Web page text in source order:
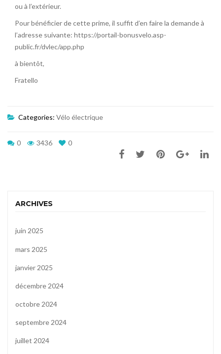
ou à l’extérieur.
Pour bénéficier de cette prime, il suffit d’en faire la demande à
l’adresse suivante: https://portail-bonusvelo.asp-
public.fr/dvlec/app.php
à bientôt,
Fratello
Categories: Vélo électrique
0 3436 0
ARCHIVES
juin 2025
mars 2025
janvier 2025
décembre 2024
octobre 2024
septembre 2024
juillet 2024